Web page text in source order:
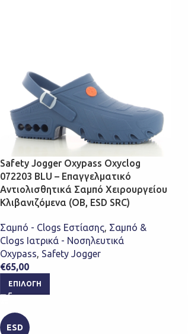
Safety Jogger Oxypass Oxyclog
072203 BLU – Επαγγελματικό
Αντιολισθητικά Σαμπό Χειρουργείου
Κλιβανιζόμενα (OB, ESD SRC)
Σαμπό - Clogs Εστίασης, Σαμπό &
Clogs Ιατρικά - Νοσηλευτικά
Oxypass Safety Jogger
€65,00
ΕΠΙΛΟΓΉ
ESD